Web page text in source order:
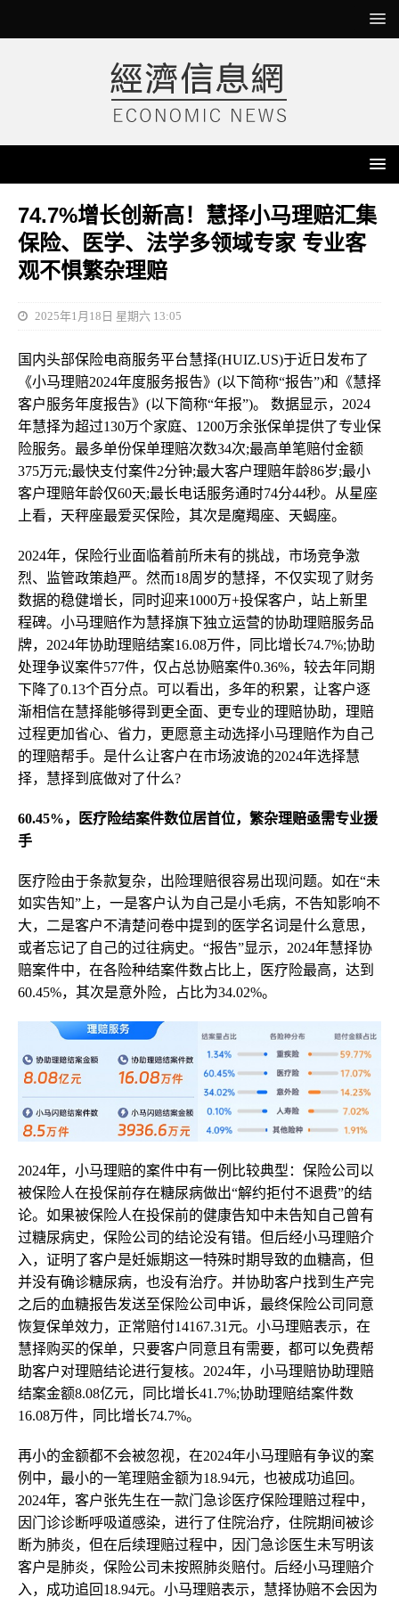
74.7%增长创新高！慧择小马理赔汇集
保险、医学、法学多领域专家 专业客
观不惧繁杂理赔
2025年1月18日 星期六 13:05
国内头部保险电商服务平台慧择(HUIZ.US)于近日发布了
《小马理赔2024年度服务报告》(以下简称“报告”)和《慧择
客户服务年度报告》(以下简称“年报”)。 数据显示，2024
年慧择为超过130万个家庭、1200万余张保单提供了专业保
险服务。最多单份保单理赔次数34次;最高单笔赔付金额
375万元;最快支付案件2分钟;最大客户理赔年龄86岁;最小
客户理赔年龄仅60天;最长电话服务通时74分44秒。从星座
上看，天秤座最爱买保险，其次是魔羯座、天蝎座。
2024年，保险行业面临着前所未有的挑战，市场竞争激
烈、监管政策趋严。然而18周岁的慧择，不仅实现了财务
数据的稳健增长，同时迎来1000万+投保客户，站上新里
程碑。小马理赔作为慧择旗下独立运营的协助理赔服务品
牌，2024年协助理赔结案16.08万件，同比增长74.7%;协助
处理争议案件577件，仅占总协赔案件0.36%，较去年同期
下降了0.13个百分点。可以看出，多年的积累，让客户逐
渐相信在慧择能够得到更全面、更专业的理赔协助，理赔
过程更加省心、省力，更愿意主动选择小马理赔作为自己
的理赔帮手。是什么让客户在市场波诡的2024年选择慧
择，慧择到底做对了什么?
60.45%，医疗险结案件数位居首位，繁杂理赔亟需专业援
手
医疗险由于条款复杂，出险理赔很容易出现问题。如在“未
如实告知”上，一是客户认为自己是小毛病，不告知影响不
大，二是客户不清楚问卷中提到的医学名词是什么意思，
或者忘记了自己的过往病史。“报告”显示，2024年慧择协
赔案件中，在各险种结案件数占比上，医疗险最高，达到
60.45%，其次是意外险，占比为34.02%。
2024年，小马理赔的案件中有一例比较典型：保险公司以
被保险人在投保前存在糖尿病做出“解约拒付不退费”的结
论。如果被保险人在投保前的健康告知中未告知自己曾有
过糖尿病史，保险公司的结论没有错。但后经小马理赔介
入，证明了客户是妊娠期这一特殊时期导致的血糖高，但
并没有确诊糖尿病，也没有治疗。并协助客户找到生产完
之后的血糖报告发送至保险公司申诉，最终保险公司同意
恢复保单效力，正常赔付14167.31元。小马理赔表示，在
慧择购买的保单，只要客户同意且有需要，都可以免费帮
助客户对理赔结论进行复核。2024年，小马理赔协助理赔
结案金额8.08亿元，同比增长41.7%;协助理赔结案件数
16.08万件，同比增长74.7%。
再小的金额都不会被忽视，在2024年小马理赔有争议的案
例中，最小的一笔理赔金额为18.94元，也被成功追回。
2024年，客户张先生在一款门急诊医疗保险理赔过程中，
因门诊诊断呼吸道感染，进行了住院治疗，住院期间被诊
断为肺炎，但在后续理赔过程中，因门急诊医生未写明该
客户是肺炎，保险公司未按照肺炎赔付。后经小马理赔介
入，成功追回18.94元。小马理赔表示，慧择协赔不会因为